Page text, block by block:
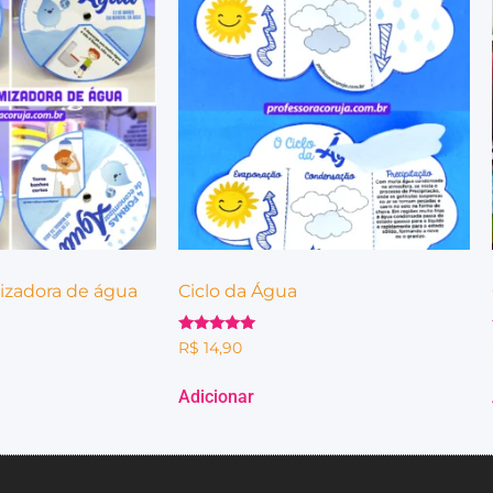
de água Ciclo da Água
Avaliação
5.00
R$ 14,90
Adicionar